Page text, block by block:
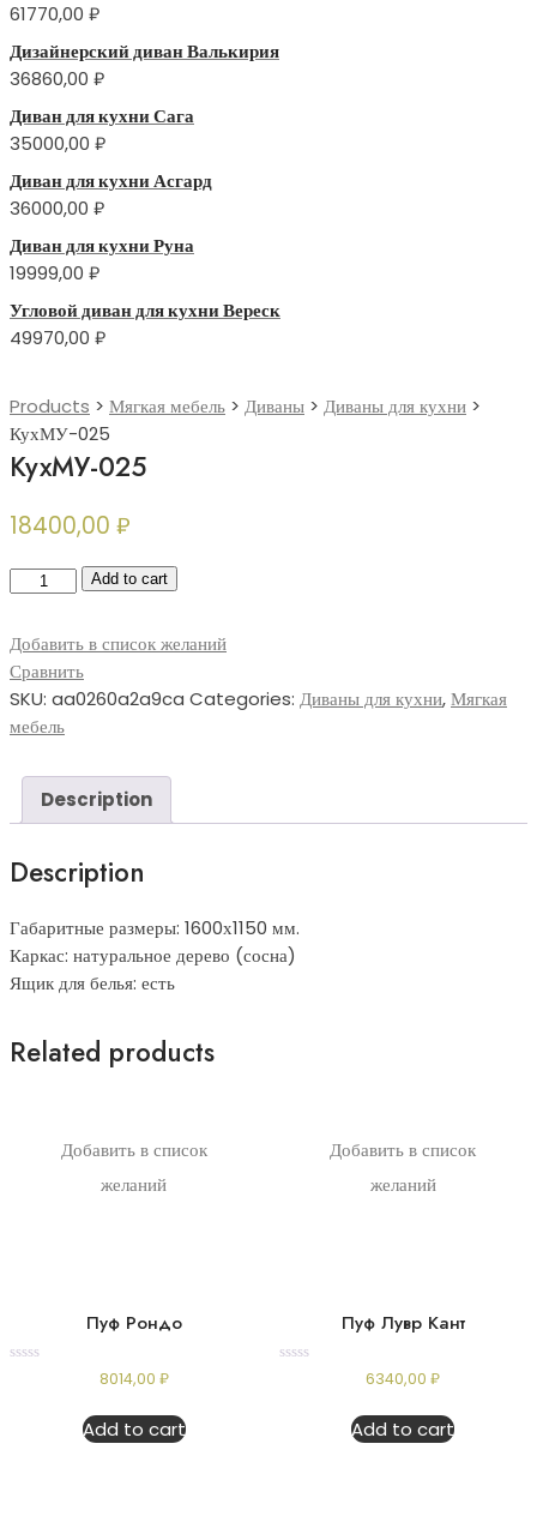
61770,00 ₽
Дизайнерский диван Валькирия
36860,00 ₽
Диван для кухни Сага
35000,00 ₽
Диван для кухни Асгард
36000,00 ₽
Диван для кухни Руна
19999,00 ₽
Угловой диван для кухни Вереск
49970,00 ₽
Products > Мягкая мебель > Диваны > Диваны для кухни >
КухМУ-025
КухМУ-025
18400,00 ₽
КухМУ-025Add to cart
Добавить в список желаний
Сравнить
SKU: aa0260a2a9ca Categories: Диваны для кухни,Мягкая
мебель
Description
Description
Габаритные размеры: 1600х1150 мм.
Каркас: натуральное дерево (сосна)
Ящик для белья: есть
Related products
Добавить в список
желаний
Пуф Рондо
8014,00 ₽
Add to cart
Добавить в список
желаний
Пуф Лувр Кант
6340,00₽
Add to cart